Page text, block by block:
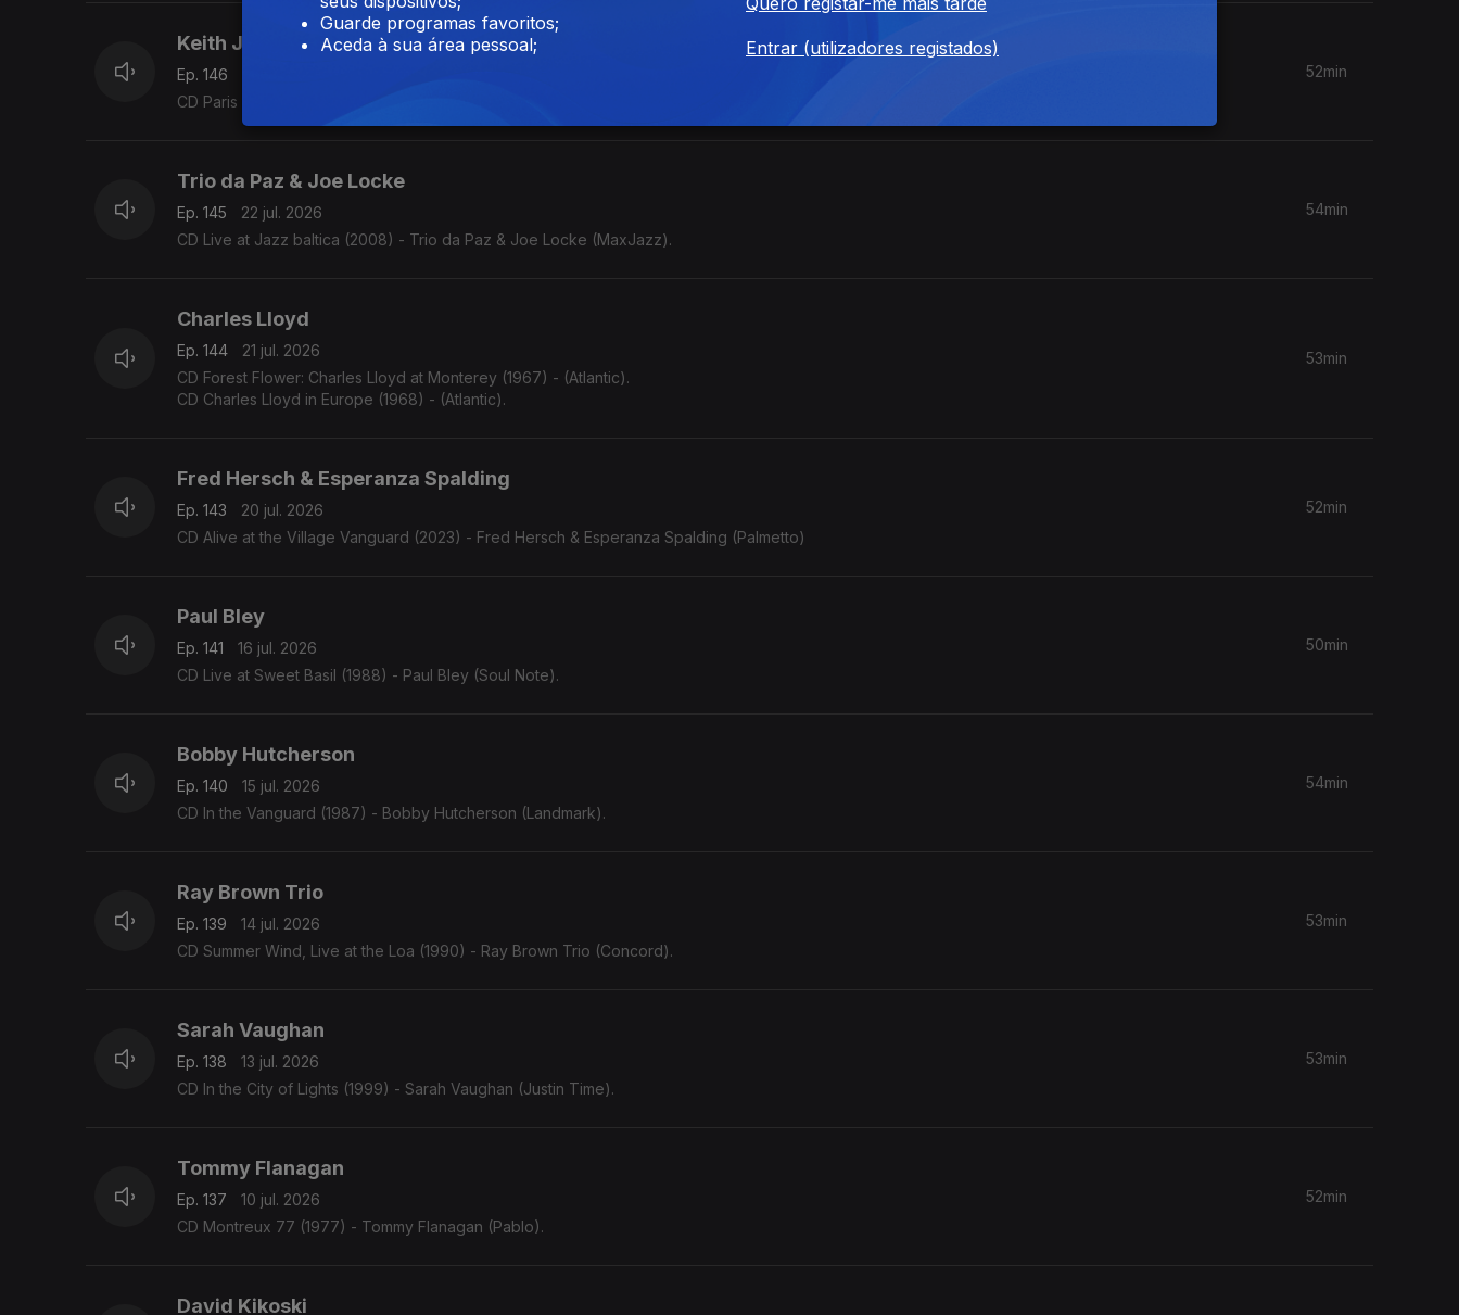
Keith Jarrett
Ep. 146
CD Paris Concert (1990) - Keith Jarrett (ECM).
52min
Trio da Paz & Joe Locke
Ep. 145
22 jul. 2026
CD Live at Jazz baltica (2008) - Trio da Paz & Joe Locke (MaxJazz).
54min
Charles Lloyd
Ep. 144
21 jul. 2026
CD Forest Flower: Charles Lloyd at Monterey (1967) - (Atlantic).
CD Charles Lloyd in Europe (1968) - (Atlantic).
53min
Fred Hersch & Esperanza Spalding
Ep. 143
20 jul. 2026
CD Alive at the Village Vanguard (2023) - Fred Hersch & Esperanza Spalding (Palmetto)
52min
Paul Bley
Ep. 141
16 jul. 2026
CD Live at Sweet Basil (1988) - Paul Bley (Soul Note).
50min
Bobby Hutcherson
Ep. 140
15 jul. 2026
CD In the Vanguard (1987) - Bobby Hutcherson (Landmark).
54min
Ray Brown Trio
Ep. 139
14 jul. 2026
CD Summer Wind, Live at the Loa (1990) - Ray Brown Trio (Concord).
53min
Sarah Vaughan
Ep. 138
13 jul. 2026
CD In the City of Lights (1999) - Sarah Vaughan (Justin Time).
53min
Tommy Flanagan
Ep. 137
10 jul. 2026
CD Montreux 77 (1977) - Tommy Flanagan (Pablo).
52min
David Kikoski
Guarde programas favoritos;
Aceda à sua área pessoal;
Entrar (utilizadores registados)